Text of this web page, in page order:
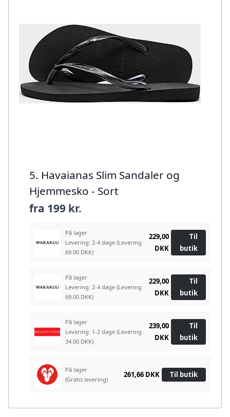
5. Havaianas Slim Sandaler og
Hjemmesko - Sort
fra 199 kr.
På lager
Levering: 2-4 dage (Levering
69.00 DKK)
229,00
DKK
Til
butik
På lager
Levering: 2-4 dage (Levering
69.00 DKK)
229,00
DKK
Til
butik
På lager
Levering: 1-2 dage (Levering
34.00 DKK)
239,00
DKK
Til
butik
På lager
(Gratis levering)
261,66 DKK Til butik